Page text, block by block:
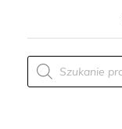
Products
search